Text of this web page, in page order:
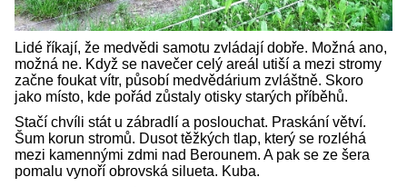
Lidé říkají, že medvědi samotu zvládají dobře. Možná ano,
možná ne. Když se navečer celý areál utiší a mezi stromy
začne foukat vítr, působí medvědárium zvláštně. Skoro
jako místo, kde pořád zůstaly otisky starých příběhů.
Stačí chvíli stát u zábradlí a poslouchat. Praskání větví.
Šum korun stromů. Dusot těžkých tlap, který se rozléhá
mezi kamennými zdmi nad Berounem. A pak se ze šera
pomalu vynoří obrovská silueta. Kuba.